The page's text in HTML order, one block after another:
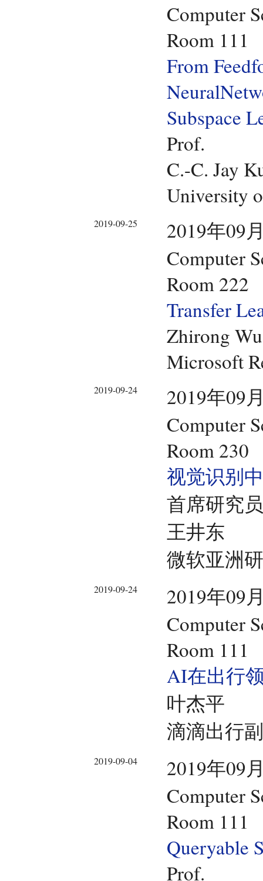
Computer
Room 111
From
Subspace
Prof.
C.-C. Jay
University
2019-09-25
2019年09
Computer
Room 222
Transfer
Zhirong Wu
Microsoft
2019-09-24
2019年09
Computer
Room 230
视觉识别
首席研究员
王井东
微软亚洲
2019-09-24
2019年09
Computer
Room 111
AI在出行
叶杰平
滴滴出行
2019-09-04
2019年09
Computer
Room 111
Queryable
Prof.